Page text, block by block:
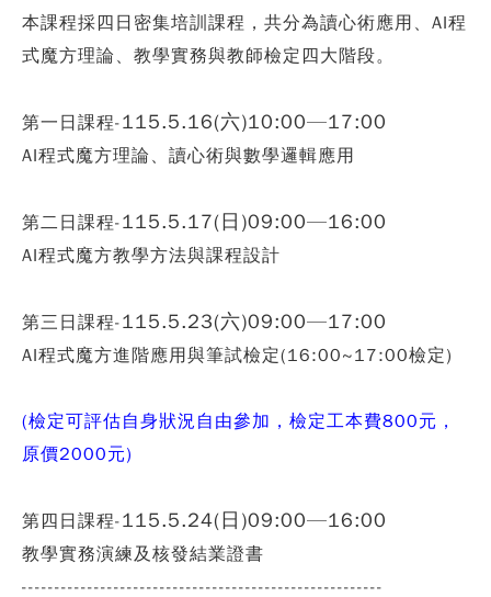
本課程採四日密集培訓課程，共分為讀心術應用、AI程
式魔方理論、教學實務與教師檢定四大階段。
第一日課程-115.5.16(六)10:00—17:00
AI程式魔方理論、讀心術與數學邏輯應用
第二日課程-115.5.17(日)09:00—16:00
AI程式魔方教學方法與課程設計
第三日課程-115.5.23(六)09:00—17:00
AI程式魔方進階應用與筆試檢定(16:00~17:00檢定)
(檢定可評估自身狀況自由參加，檢定工本費800元，
原價2000元)
第四日課程-115.5.24(日)09:00—16:00
教學實務演練及核發結業證書
-------------------------------------------------------